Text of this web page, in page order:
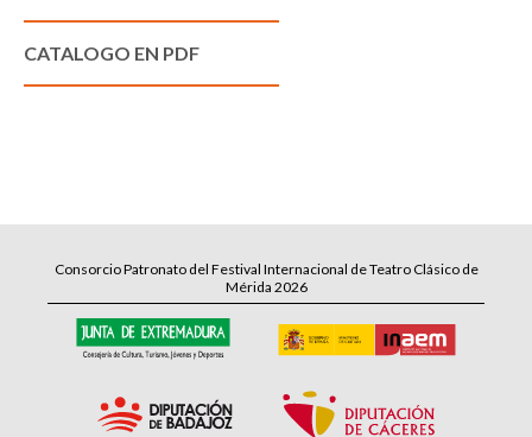
CATALOGO EN PDF
Consorcio Patronato del Festival Internacional de Teatro Clásico de
Mérida 2026